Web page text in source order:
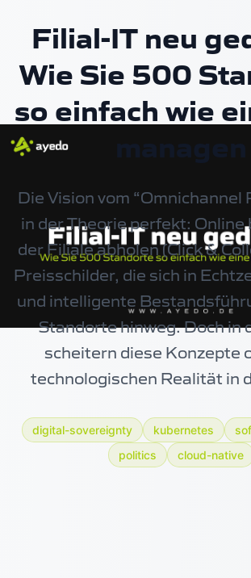
Filial-IT neu
Wie Sie 500
so einfach wie
Die Vision vom “Omnichannel
in der Theorie perfekt: Online
der Filiale abholen (Click &
Preisschilder, die sich in
und intelligente
Standorte hinweg. Doch in
scheitern diese Konzepte
technologischen Realität in
digital-sovereignty kubernetes
politics
cloud-native